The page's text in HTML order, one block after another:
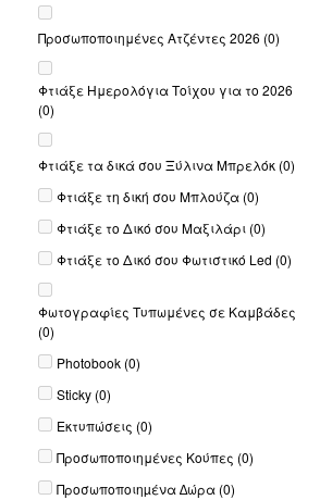
Προσωποποιημένες Ατζέντες 2026 (0)
Φτιάξε Ημερολόγια Τοίχου για το 2026
(0)
Φτιάξε τα δικά σου Ξύλινα Μπρελόκ (0)
Φτιάξε τη δική σου Μπλούζα (0)
Φτιάξε το Δικό σου Μαξιλάρι (0)
Φτιάξε το Δικό σου Φωτιστικό Led (0)
Φωτογραφίες Τυπωμένες σε Καμβάδες
(0)
Photobook (0)
Sticky (0)
Εκτυπώσεις (0)
Προσωποποιημένες Κούπες (0)
Προσωποποιηµένα ∆ώρα (0)